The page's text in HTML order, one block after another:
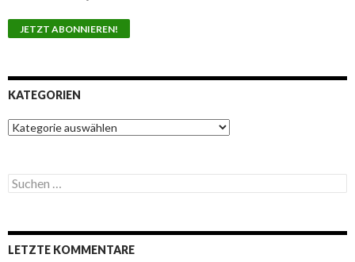
KATEGORIEN
K
a
g
o
n
S
u
e
n
LETZTE KOMMENTARE